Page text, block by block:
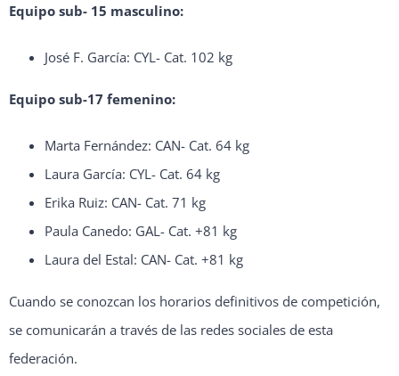
Equipo sub- 15 masculino:
José F. García: CYL- Cat. 102 kg
Equipo sub-17 femenino:
Marta Fernández: CAN- Cat. 64 kg
Laura García: CYL- Cat. 64 kg
Erika Ruiz: CAN- Cat. 71 kg
Paula Canedo: GAL- Cat. +81 kg
Laura del Estal: CAN- Cat. +81 kg
Cuando se conozcan los horarios definitivos de competición,
se comunicarán a través de las redes sociales de esta
federación.